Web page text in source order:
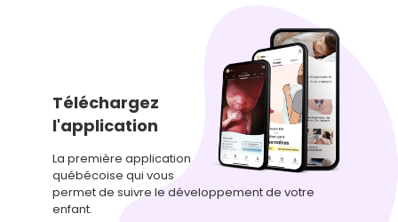
Téléchargez
l'application
La première application
québécoise qui vous
permet de suivre le développement de votre
enfant.